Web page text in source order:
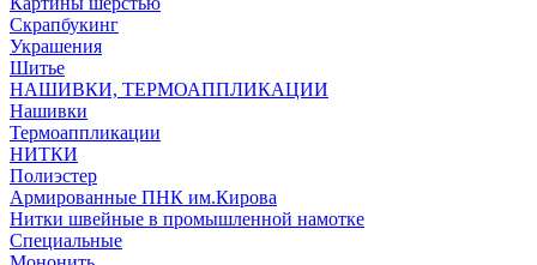
Скрапбукинг
Украшения
Шитье
НАШИВКИ, ТЕРМОАППЛИКАЦИИ
Нашивки
Термоаппликации
НИТКИ
Полиэстер
Армированные ПНК им.Кирова
Нитки швейные в промышленной намотке
Специальные